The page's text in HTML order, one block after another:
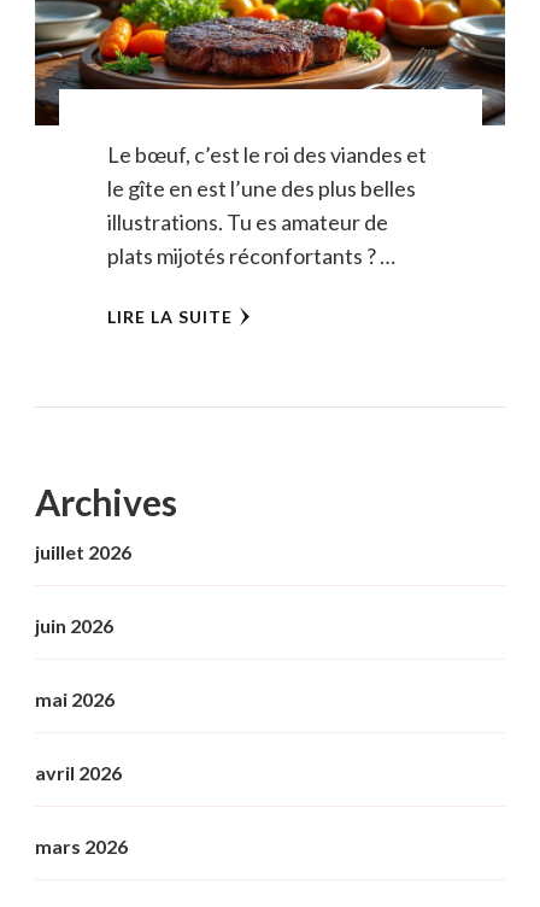
Le bœuf, c’est le roi des viandes et
le gîte en est l’une des plus belles
illustrations. Tu es amateur de
plats mijotés réconfortants ? …
LIRE LA SUITE
Archives
juillet 2026
juin 2026
mai 2026
avril 2026
mars 2026